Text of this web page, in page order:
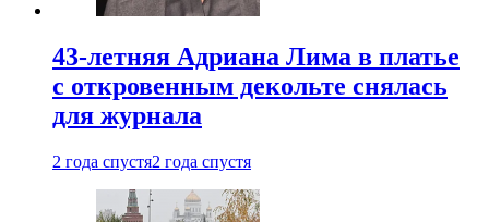
43-летняя Адриана Лима в платье
с откровенным декольте снялась
для журнала
2 года спустя2 года спустя